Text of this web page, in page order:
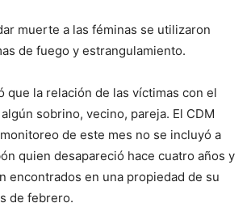
muerte a las féminas se utilizaron
de fuego y estrangulamiento.
que la relación de las víctimas con el
sobrino, vecino, pareja. El CDM
de este mes no se incluyó a
quien desapareció hace cuatro años y
encontrados en una propiedad de su
de febrero.